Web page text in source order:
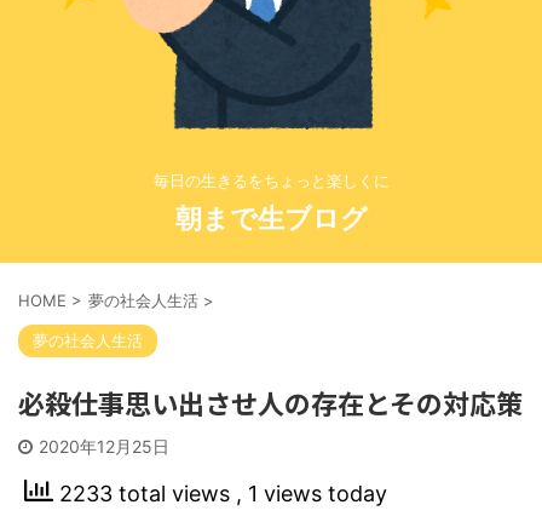
毎日の生きるをちょっと楽しくに
朝まで生ブログ
HOME > 夢の社会人生活 >
夢の社会人生活
必殺仕事思い出させ人の存在とその対応策
2020年12月25日
2233 total views , 1 views today